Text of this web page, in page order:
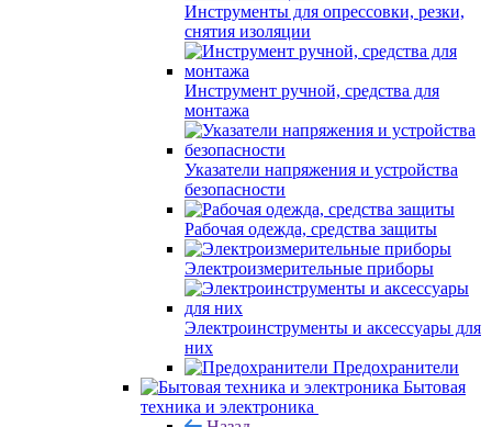
Инструменты для опрессовки, резки,
снятия изоляции
Инструмент ручной, средства для
монтажа
Указатели напряжения и устройства
безопасности
Рабочая одежда, средства защиты
Электроизмерительные приборы
Электроинструменты и аксессуары для
них
Предохранители
Бытовая
техника и электроника